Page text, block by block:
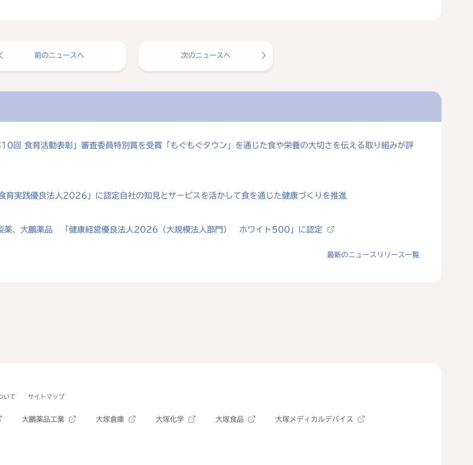
前のニュースへ 次のニュースへ
回 食育活動表彰」審査委員特別賞を受賞「もぐもぐタウン」を通じた食や栄養の大切さを伝える取り組みが評
実践優良法人2026」に認定自社の知見とサービスを活かして食を通じた健康づくりを推進
薬、大鵬薬品 「健康経営優良法人2026（大規模法人部門） ホワイト500」に認定
最新のニュースリリース一覧
いて サイトマップ
大鵬薬品工業 大塚倉庫 大塚化学 大塚食品 大塚メディカルデバイス